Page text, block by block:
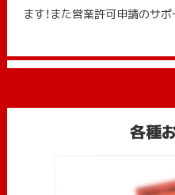
ます！また営業許可申請のサ
各種